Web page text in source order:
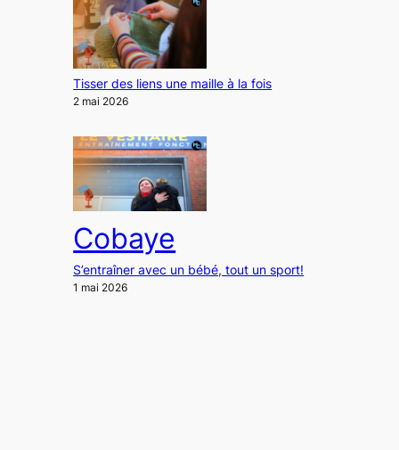
Tisser des liens une maille à la fois
2 mai 2026
Cobaye
S’entraîner avec un bébé, tout un sport!
1 mai 2026